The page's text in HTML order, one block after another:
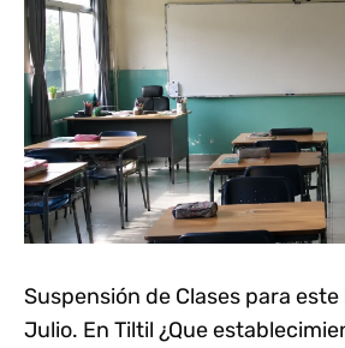
Suspensión de Clases para
Julio. En Tiltil ¿Que